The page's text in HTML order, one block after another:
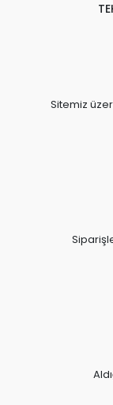
Sitemiz